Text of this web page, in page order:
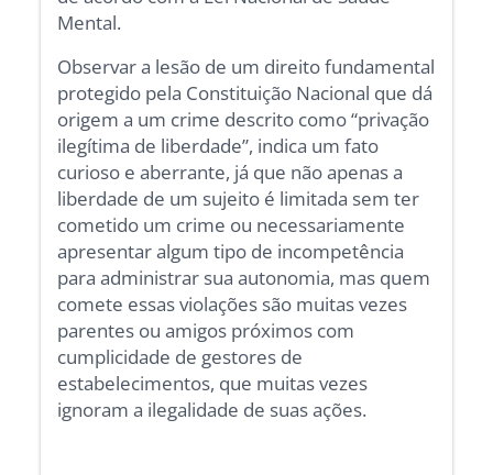
Mental.
Observar a lesão de um direito fundamental
protegido pela Constituição Nacional que dá
origem a um crime descrito como “privação
ilegítima de liberdade”, indica um fato
curioso e aberrante, já que não apenas a
liberdade de um sujeito é limitada sem ter
cometido um crime ou necessariamente
apresentar algum tipo de incompetência
para administrar sua autonomia, mas quem
comete essas violações são muitas vezes
parentes ou amigos próximos com
cumplicidade de gestores de
estabelecimentos, que muitas vezes
ignoram a ilegalidade de suas ações.